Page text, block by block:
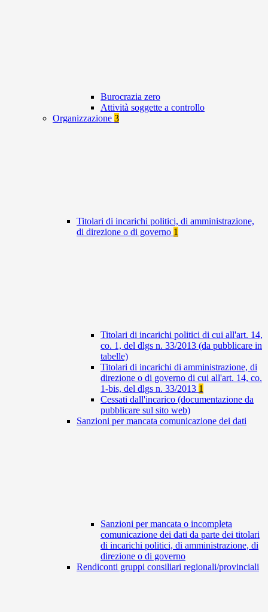
Burocrazia zero
Attività soggette a controllo
Organizzazione 3
Titolari di incarichi politici, di amministrazione,
di direzione o di governo 1
Titolari di incarichi politici di cui all'art. 14,
co. 1, del dlgs n. 33/2013 (da pubblicare in
tabelle)
Titolari di incarichi di amministrazione, di
direzione o di governo di cui all'art. 14, co.
1-bis, del dlgs n. 33/2013 1
Cessati dall'incarico (documentazione da
pubblicare sul sito web)
Sanzioni per mancata comunicazione dei dati
Sanzioni per mancata o incompleta
comunicazione dei dati da parte dei titolari
di incarichi politici, di amministrazione, di
direzione o di governo
Rendiconti gruppi consiliari regionali/provinciali